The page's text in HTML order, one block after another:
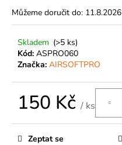
Můžeme doručit do: 11.8.2026
Skladem (>5 ks)
Kód: ASPRO060
Značka: AIRSOFTPRO
150 Kč / ks
Zeptat se
p
o
r
u
č
u
j
e
m
e